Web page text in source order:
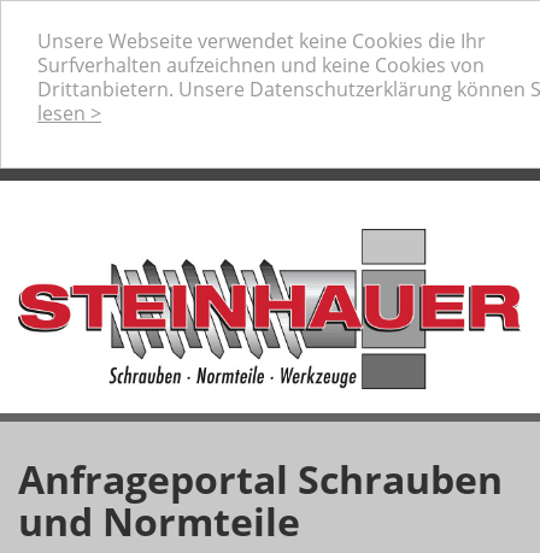
Unsere Webseite verwendet keine Cookies die Ihr
Surfverhalten aufzeichnen und keine Cookies von
Drittanbietern. Unsere Datenschutzerklärung können
lesen >
und Werkzeuge
Telefon:+49 (0) 80 31 / 22073-0
Anfrage-Warenkorb
Anfrageportal Schrauben
und Normteile